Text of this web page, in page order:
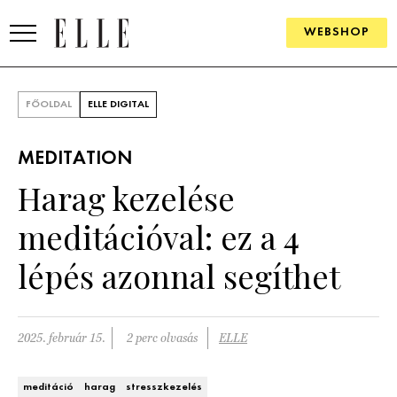
WEBSHOP
SZÉPSÉG
PSZICHÉ
ÉLETMÓD
PÁRKAPCSOLAT
FŐOLDAL ELLE DIGITAL
MEDITATION
Harag kezelése
meditációval: ez a 4
lépés azonnal segíthet
2025. február 15. 2 perc olvasás ELLE
meditáció harag stresszkezelés